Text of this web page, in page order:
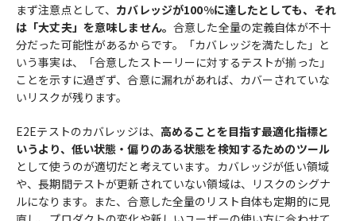
まず注意点として、 カバレッジが100%に達したとしても、それ
は「大丈夫」を意味しません。 合意した全量の定義自体が不十
分だった可能性があるからです。「カバレッジを満たした」と
いう事実は、「合意したストーリーに対するテストが揃った」
ことを示すに過ぎず、合意に漏れがあれば、カバーされていな
いリスクが残ります。
E2Eテストのカバレッジは、 高めることを目指す最適化指標と
いうより、低い状態・偏りのある状態を検知するためのツール
として使うのが適切だと考えています。カバレッジが低い領域
や、長期間テストが更新されていない領域は、リスクのシグナ
ルになります。また、合意した全量のリスト自体も定期的に見